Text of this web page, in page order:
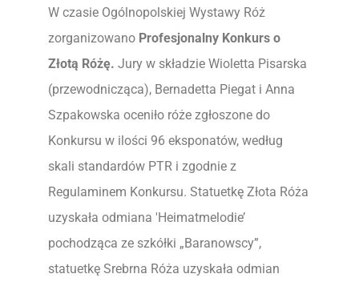
W czasie Ogólnopolskiej Wystawy Róż
zorganizowano Profesjonalny Konkurs o
Złotą Różę. Jury w składzie Wioletta Pisarska
(przewodnicząca), Bernadetta Piegat i Anna
Szpakowska oceniło róże zgłoszone do
Konkursu w ilości 96 eksponatów, według
skali standardów PTR i zgodnie z
Regulaminem Konkursu. Statuetkę Złota Róża
uzyskała odmiana 'Heimatmelodie’
pochodząca ze szkółki „Baranowscy”,
statuetkę Srebrna Róża uzyskała odmian